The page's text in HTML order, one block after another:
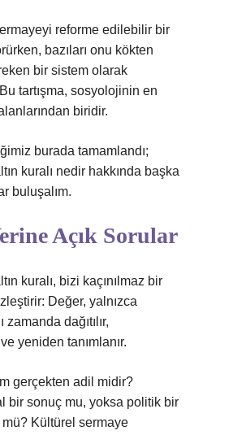
reforme edilebilir bir
bazıları onu kökten
bir sistem olarak
tartışma, sosyolojinin en
biridir.
burada tamamlandı;
kuralı nedir hakkında başka
buluşalım.
Açık Sorular
kuralı, bizi kaçınılmaz bir
Değer, yalnızca
zamanda dağıtılır,
yeniden tanımlanır.
gerçekten adil midir?
bir sonuç mu, yoksa politik bir
Kültürel sermaye